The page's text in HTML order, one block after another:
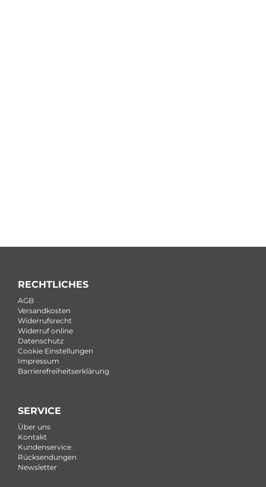
RECHTLICHES
AGB
Versandkosten
Widerrufsrecht
Widerruf online
Datenschutz
Cookie Einstellungen
Impressum
Barrierefreiheitserklärung
SERVICE
Über uns
Kontakt
Kundenservice
Rücksendungen
Newsletter